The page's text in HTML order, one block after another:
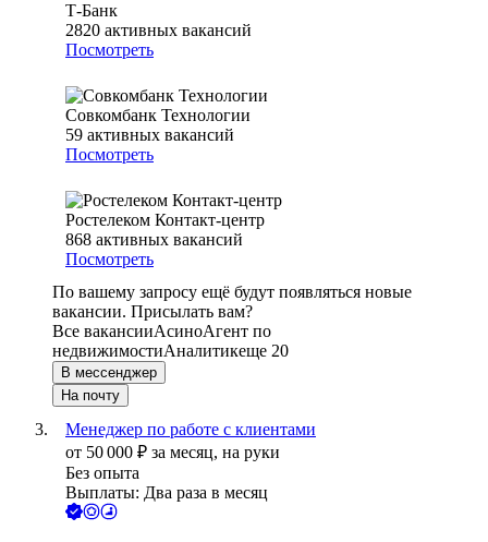
Т-Банк
2820 активных вакансий
Посмотреть
Совкомбанк Технологии
59 активных вакансий
Посмотреть
Ростелеком Контакт-центр
868 активных вакансий
Посмотреть
По вашему запросу ещё будут появляться новые
вакансии. Присылать вам?
Все вакансииАсиноАгент по
недвижимостиАналитикеще 20
В мессенджер
На почту
Менеджер по работе с клиентами
от 50 000 ₽ за месяц, на руки
Без опыта
Выплаты: Два раза в месяц